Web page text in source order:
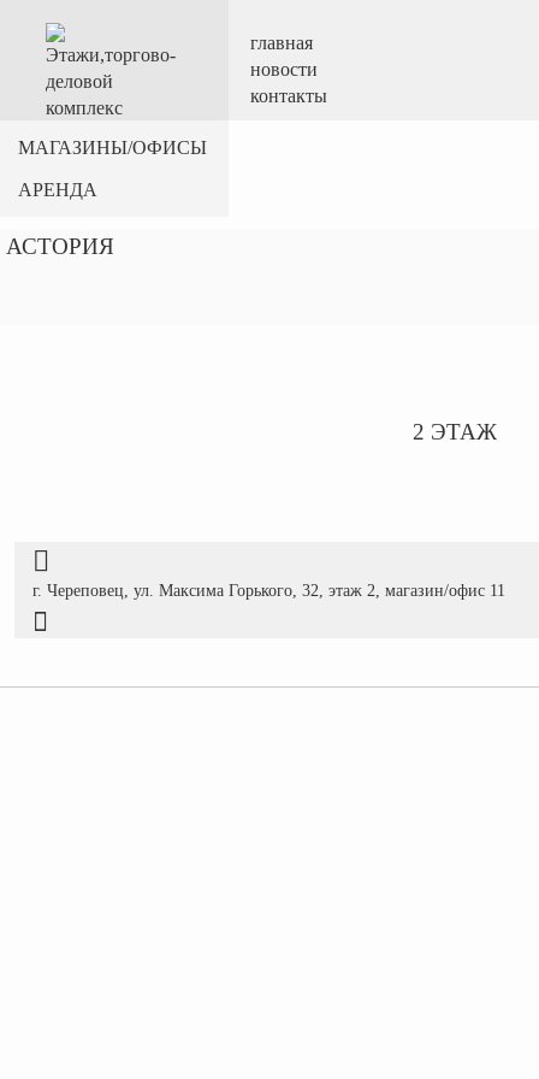
главная
новости
контакты
МАГАЗИНЫ/ОФИСЫ
АРЕНДА
АСТОРИЯ
2 ЭТАЖ
г. Череповец, ул. Максима Горького, 32, этаж 2, магазин/офис 11